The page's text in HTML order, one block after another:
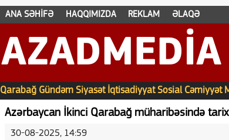
ANA SƏHİFƏ HAQQIMIZDA REKLAM ƏLAQƏ
AZADMEDIA
Qarabağ Gündəm Siyasət İqtisadiyyat Sosial Cəmiyyət
Azərbaycan İkinci Qarabağ müharibəsində
30-08-2025, 14:59